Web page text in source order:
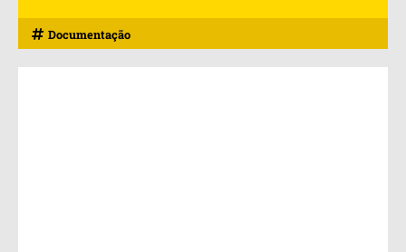
Documentação